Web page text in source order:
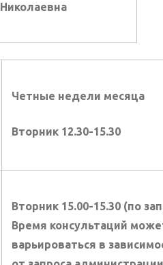
Николаевна
Четные недели месяца
Вторник 12.30-15.30
Вторник 15.00-15.30 (по
Время консультаций
варьироваться в